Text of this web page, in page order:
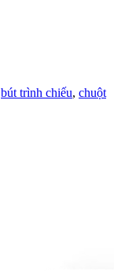
bút trình chiếu, chuột